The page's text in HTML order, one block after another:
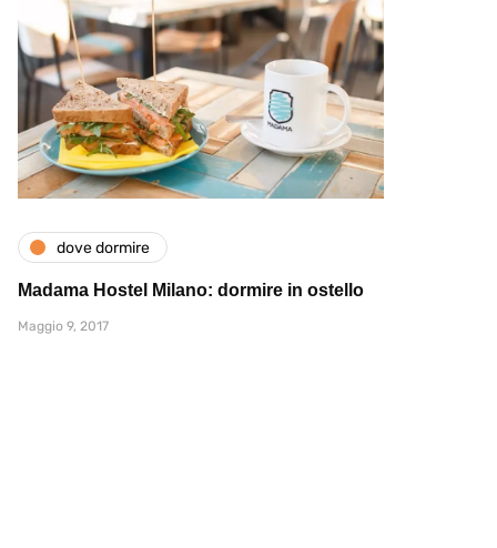
dove dormire
Madama Hostel Milano: dormire in ostello
Maggio 9, 2017